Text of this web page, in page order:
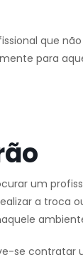
que
para
um
a troca
se contratar